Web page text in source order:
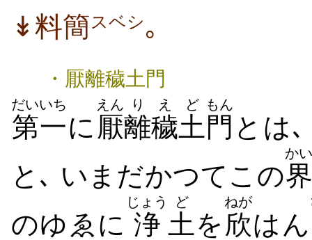
↡料簡 スベシ｡
・厭離穢土門
第一
だいいち
に 厭
えん
離
り
穢土
えど
門
もん
とは
と､ いまだかつてこの界
かい
のゆゑに 浄
じょう
土
ど
を 欣
ねが
はん